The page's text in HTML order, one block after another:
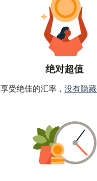
绝对超值
享受绝佳的汇率， 没有隐